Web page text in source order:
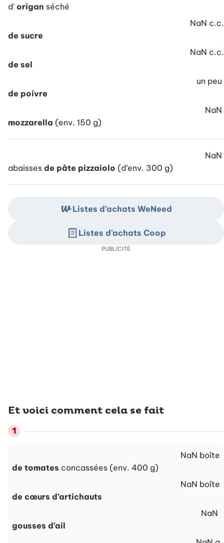
d' origan séché
de sucre
NaN c.c.
de sel
NaN c.c.
de poivre
un peu
mozzarella (env. 150 g)
NaN
abaisses de pâte pizzaiolo (d’env. 300 g)
NaN
Et voici comment cela se fait
de tomates concassées (env. 400 g)
NaN boîte
de cœurs d’artichauts
NaN boîte
gousses d’ail
NaN
Listes d’achats WeNeed
Listes d’achats Coop
PUBLICITÉ